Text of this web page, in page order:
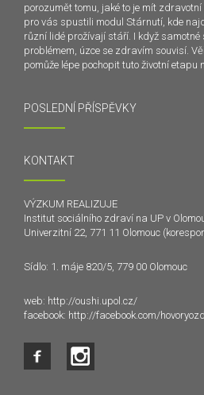
porozumět tomu, jaké to je mít
pro vás spustili modul Stárnutí, kde
různí lidé prožívají stáří. I když
problémem, úzce se zdravím souvisí.
pomůže lépe pochopit tuto životní etapu
POSLEDNÍ PŘÍSPĚVKY
KONTAKT
VÝZKUM REALIZUJE
Institut sociálního zdraví na UP v
Univerzitní 22, 771 11 Olomouc
Sídlo: 1. máje 820/5, 779 00 Olomouc
web: http://oushi.upol.cz/
facebook: http://facebook.com/